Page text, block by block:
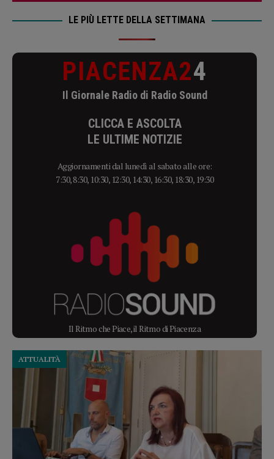
LE PIÙ LETTE DELLA SETTIMANA
PIACENZA24
Il Giornale Radio di Radio Sound
CLICCA E ASCOLTA
LE ULTIME NOTIZIE
Aggiornamenti dal lunedì al sabato alle ore:
7:30, 8:30, 10:30, 12:30, 14:30, 16:30, 18:30, 19:30
Il Ritmo che Piace, il Ritmo di Piacenza
ATTUALITÀ